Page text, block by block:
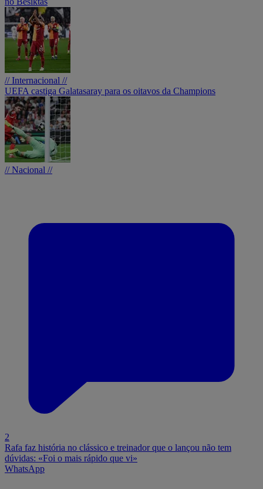
// Internacional //
UEFA castiga Galatasaray para os oitavos da Champions
// Nacional //
2
Rafa faz história no clássico e treinador que o lançou não tem
dúvidas: «Foi o mais rápido que vi»
WhatsApp